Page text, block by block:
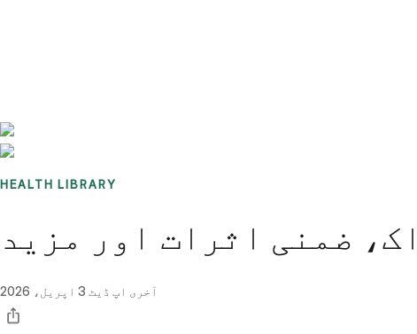
HEALTH LIBRARY
ضمنی اثرات اور مزید
آخری اپ ڈیٹ 3 اپریل، 2026